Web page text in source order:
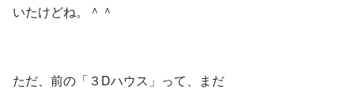
いたけどね。＾＾
ただ、前の「３Dハウス」って、まだ